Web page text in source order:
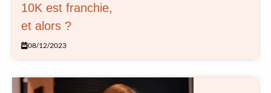
10K est franchie,
et alors ?
08/12/2023